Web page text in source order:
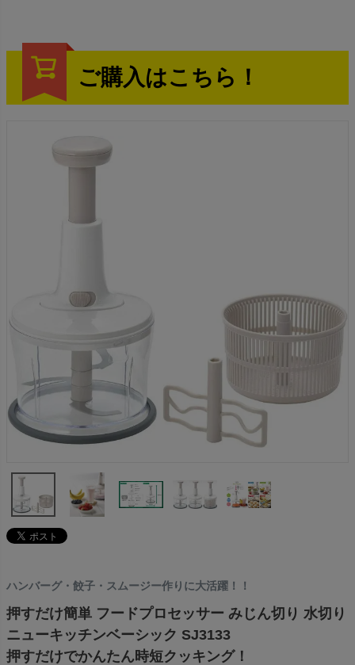
ご購入はこちら！
ハンバーグ・餃子・スムージー作りに大活躍！！
押すだけ簡単 フードプロセッサー みじん切り 水切り
ニューキッチンベーシック SJ3133
押すだけでかんたん時短クッキング！